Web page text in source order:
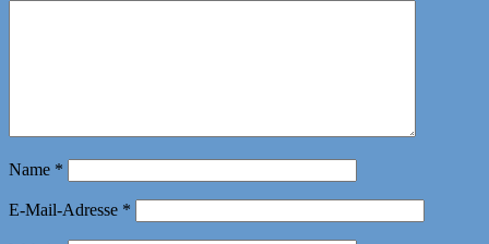
Name *
E-Mail-Adresse *